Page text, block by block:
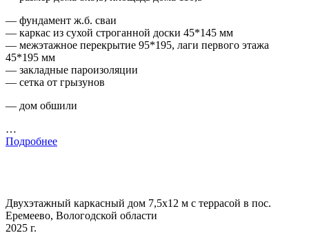
— фундамент ж.б. сваи
— каркас из сухой строганной доски 45*145 мм
— межэтажное перекрытие 95*195, лаги первого этажа
45*195 мм
— закладные пароизоляции
— сетка от грызунов
— дом обшили
…
Подробнее
Двухэтажный каркасный дом 7,5х12 м с террасой в пос.
Еремеево, Вологодской области
2025 г.